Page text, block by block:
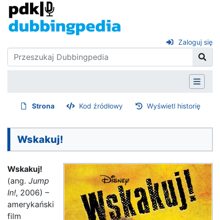
Zaloguj się
Strona Kod źródłowy Wyświetl historię
Wskakuj!
Wskakuj!
(ang. Jump
In!, 2006) –
amerykański
film